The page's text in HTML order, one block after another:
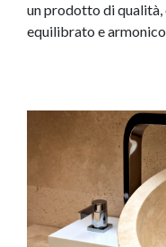
un prodotto di qualità,
equilibrato e